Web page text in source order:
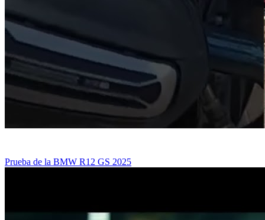
Prueba de la BMW R12 GS 2025